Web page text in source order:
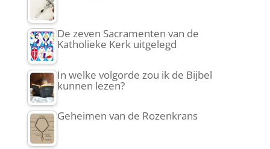
De zeven Sacramenten van de
Katholieke Kerk uitgelegd
In welke volgorde zou ik de Bijbel
kunnen lezen?
Geheimen van de Rozenkrans